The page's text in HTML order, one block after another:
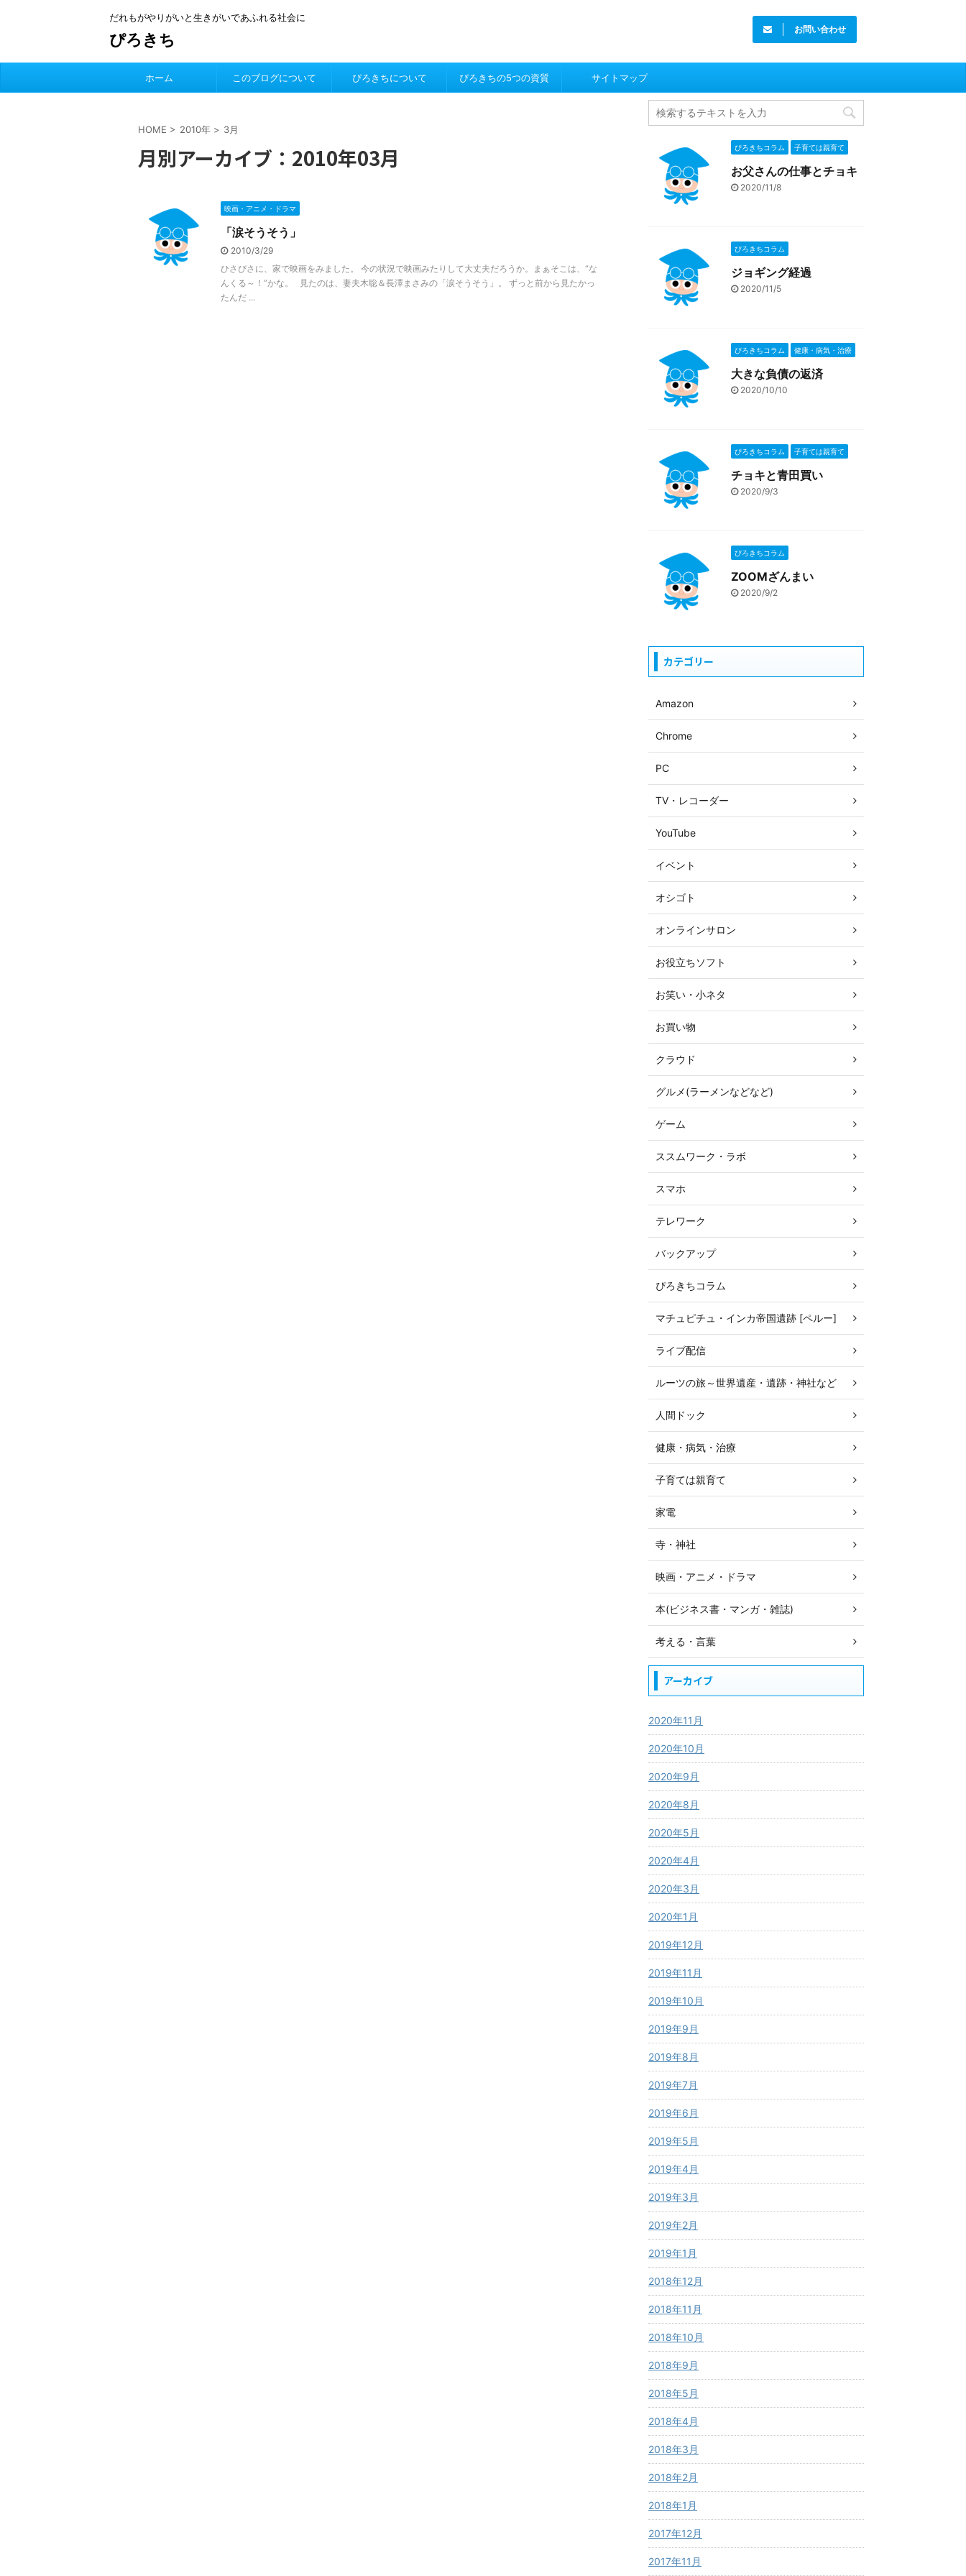
だれもがやりがいと生きがいであふれる社会に
ぴろきち
お問い合わせ
ホーム このブログについて ぴろきちについて ぴろきちの5つの資質 サイトマップ
HOME > 2010年 > 3月
月別アーカイブ：2010年03月
映画・アニメ・ドラマ
「涙そうそう」
2010/3/29
ひさびさに、家で映画をみました。 今の状況で映画みたりして大丈夫だろうか。まぁそこは、“な
んくる～！”かな。 見たのは、妻夫木聡＆長澤まさみの「涙そうそう」。 ずっと前から見たかっ
たんだ ...
ぴろきちコラム 子育ては親育て
お父さんの仕事とチョキ
2020/11/8
ぴろきちコラム
ジョギング経過
2020/11/5
ぴろきちコラム 健康・病気・治療
大きな負債の返済
2020/10/10
ぴろきちコラム 子育ては親育て
チョキと青田買い
2020/9/3
ぴろきちコラム
ZOOMざんまい
2020/9/2
カテゴリー
Amazon
Chrome
PC
TV・レコーダー
YouTube
イベント
オシゴト
オンラインサロン
お役立ちソフト
お笑い・小ネタ
お買い物
クラウド
グルメ(ラーメンなどなど)
ゲーム
ススムワーク・ラボ
スマホ
テレワーク
バックアップ
ぴろきちコラム
マチュピチュ・インカ帝国遺跡 [ペルー]
ライブ配信
ルーツの旅～世界遺産・遺跡・神社など
人間ドック
健康・病気・治療
子育ては親育て
家電
寺・神社
映画・アニメ・ドラマ
本(ビジネス書・マンガ・雑誌)
考える・言葉
アーカイブ
2020年11月
2020年10月
2020年9月
2020年8月
2020年5月
2020年4月
2020年3月
2020年1月
2019年12月
2019年11月
2019年10月
2019年9月
2019年8月
2019年7月
2019年6月
2019年5月
2019年4月
2019年3月
2019年2月
2019年1月
2018年12月
2018年11月
2018年10月
2018年9月
2018年5月
2018年4月
2018年3月
2018年2月
2018年1月
2017年12月
2017年11月